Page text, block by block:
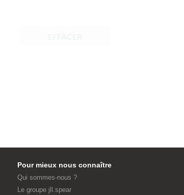
Pour mieux nous connaître
Qui sommes-nous ?
Le groupe jll.spear